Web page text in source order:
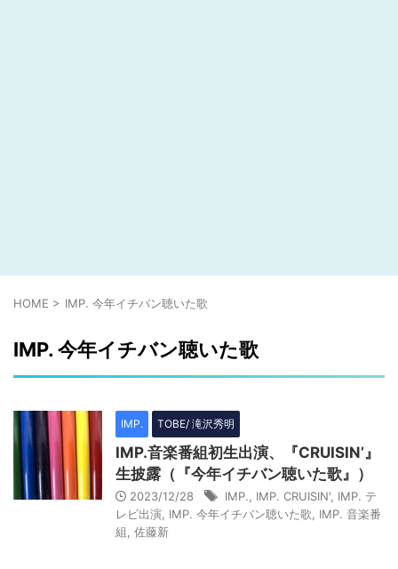
HOME > IMP. 今年イチバン聴いた歌
IMP. 今年イチバン聴いた歌
IMP. TOBE/ 滝沢秀明
IMP.音楽番組初生出演、『CRUISIN’』
生披露（『今年イチバン聴いた歌』）
2023/12/28 IMP. IMP. CRUISIN' IMP. テ
レビ出演 IMP. 今年イチバン聴いた歌
IMP. 音楽番
組
佐藤新